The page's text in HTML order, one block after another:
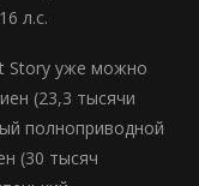
л.с.
Story уже можно
(23,3 тысячи
полноприводной
(30 тысяч